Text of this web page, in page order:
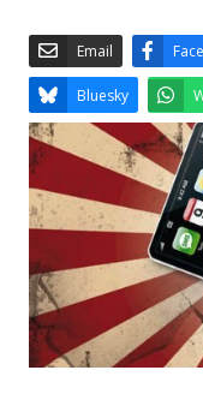
Email
Bluesky